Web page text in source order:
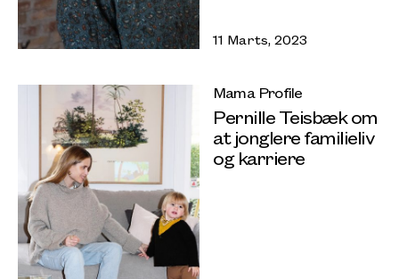
11 Marts, 2023
Mama Profile
Pernille Teisbæk om
at jonglere familieliv
og karriere